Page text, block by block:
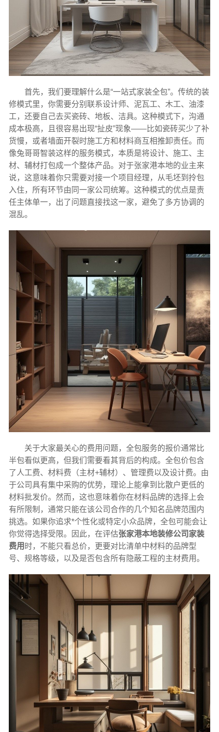
首先，我们要理解什么是“一站式家装全包”。传统的装
修模式里，你需要分别联系设计师、泥瓦工、木工、油漆
工，还要自己去买瓷砖、地板、洁具。这种模式下，沟通
成本极高，且很容易出现“扯皮”现象——比如瓷砖买少了补
货慢，或者墙面开裂时施工方和材料商互相推卸责任。而
像兔哥哥智装这样的服务模式，本质是将设计、施工、主
材、辅材打包成一个整体产品。对于张家港本地的业主来
说，这意味着你只需要对接一个项目经理，从毛坯到拎包
入住，所有环节由同一家公司统筹。这种模式的优点是责
任主体单一，出了问题直接找这一家，避免了多方协调的
混乱。
关于大家最关心的费用问题，全包服务的报价通常比
半包看似更高，但我们需要看其背后的构成。全包价包含
了人工费、材料费（主材+辅材）、管理费以及设计费。由
于公司具有集中采购的优势，理论上能拿到比散户更低的
材料批发价。然而，这也意味着你在材料品牌的选择上会
有所限制，通常只能在该公司合作的几个知名品牌范围内
挑选。如果你追求*个性化或特定小众品牌，全包可能会让
你觉得选择受限。因此，在评估张家港本地装修公司家装
费用 时，不能只看总价，更要对比清单中材料的品牌型
号、规格等级，以及是否包含所有隐蔽工程的主材费用。